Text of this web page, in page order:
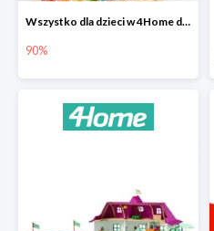
Wszystko dla dzieci w 4Home do -90%
90%